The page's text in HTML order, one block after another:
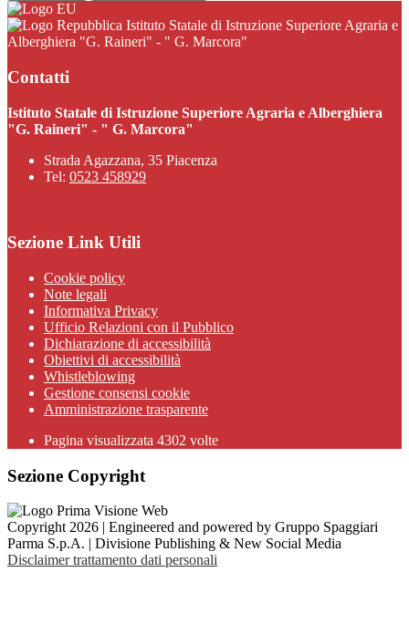
Istituto Statale di Istruzione Superiore Agraria e
Alberghiera "G. Raineri" - " G. Marcora"
Contatti
Istituto Statale di Istruzione Superiore Agraria e Alberghiera
"G. Raineri" - " G. Marcora"
Strada Agazzana, 35 Piacenza
Tel: 0523 458929
Sezione Link Utili
Cookie policy
Note legali
Informativa Privacy
Ufficio Relazioni con il Pubblico
Dichiarazione di accessibilità
Obiettivi di accessibilità
Whistleblowing
Gestione consensi cookie
Amministrazione trasparente
Pagina visualizzata 4302 volte
Sezione Copyright
Copyright 2026 | Engineered and powered by Gruppo Spaggiari
Parma S.p.A. | Divisione Publishing & New Social Media
Disclaimer trattamento dati personali